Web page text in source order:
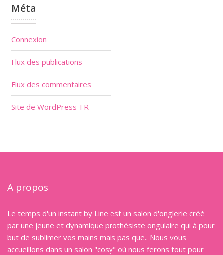
Méta
Connexion
Flux des publications
Flux des commentaires
Site de WordPress-FR
A propos
Le temps d'un instant by Line est un salon d'onglerie créé
par une jeune et dynamique prothésiste ongulaire qui à pour
but de sublimer vos mains mais pas que.. Nous vous
accueillons dans un salon "cosy" où nous ferons tout pour